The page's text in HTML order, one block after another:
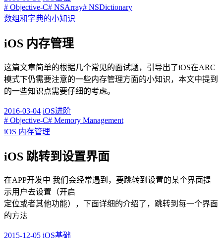
# Objective-C# NSArray# NSDictionary
数组和字典的小知识
iOS 内存管理
这篇文章简单的根据几个常见的面试题，引导出了iOS在ARC
模式下仍需要注意的一些内存管理方面的小知识，本文中提到
的一些知识点需要仔细的考虑。
2016-03-04 iOS进阶
# Objective-C# Memory Management
iOS 内存管理
iOS 跳转到设置界面
在APP开发中 我们会经常遇到，要跳转到设置的某个界面提
示用户去设置（开启
定位或者其他功能），下面详细的介绍了，跳转到每一个界面
的方法
2015-12-05 iOS基础